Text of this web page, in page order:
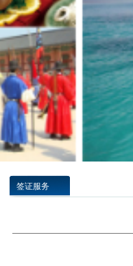
签证服务